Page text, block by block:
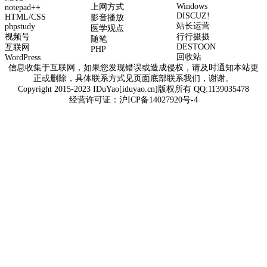
notepad++
HTML/CSS
phpstudy
视频号
互联网
WordPress
上网方式
影音播放
医学观点
随笔
PHP
Windows
DISCUZ!
站长运营
行行摄摄
DESTOON
回收站
信息收集于互联网，如果您发现错误或造成侵权，请及时通知本站更
正或删除，具体联系方式见页面底部联系我们，谢谢。
Copyright 2015-2023 IDuYao[iduyao.cn]版权所有 QQ:1139035478
经营许可证： 沪ICP备14027920号-4